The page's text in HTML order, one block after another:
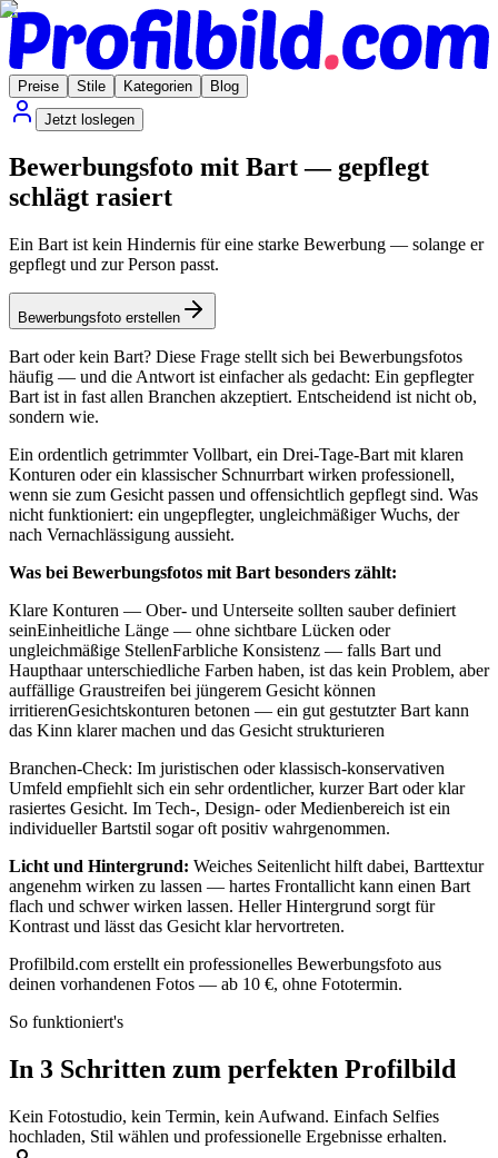
Preise Stile Kategorien
Blog
Jetzt loslegen
Bewerbungsfoto mit Bart — gepflegt
schlägt rasiert
Ein Bart ist kein Hindernis für eine starke Bewerbung — solange er
gepflegt und zur Person passt.
Bewerbungsfoto erstellen
Bart oder kein Bart? Diese Frage stellt sich bei Bewerbungsfotos
häufig — und die Antwort ist einfacher als gedacht: Ein gepflegter
Bart ist in fast allen Branchen akzeptiert. Entscheidend ist nicht ob,
sondern wie.
Ein ordentlich getrimmter Vollbart, ein Drei-Tage-Bart mit klaren
Konturen oder ein klassischer Schnurrbart wirken professionell,
wenn sie zum Gesicht passen und offensichtlich gepflegt sind. Was
nicht funktioniert: ein ungepflegter, ungleichmäßiger Wuchs, der
nach Vernachlässigung aussieht.
Was bei Bewerbungsfotos mit Bart besonders zählt:
Klare Konturen — Ober- und Unterseite sollten sauber definiert
seinEinheitliche Länge — ohne sichtbare Lücken oder
ungleichmäßige StellenFarbliche Konsistenz — falls Bart und
Haupthaar unterschiedliche Farben haben, ist das kein Problem, aber
auffällige Graustreifen bei jüngerem Gesicht können
irritierenGesichtskonturen betonen — ein gut gestutzter Bart kann
das Kinn klarer machen und das Gesicht strukturieren
Branchen-Check: Im juristischen oder klassisch-konservativen
Umfeld empfiehlt sich ein sehr ordentlicher, kurzer Bart oder klar
rasiertes Gesicht. Im Tech-, Design- oder Medienbereich ist ein
individueller Bartstil sogar oft positiv wahrgenommen.
Licht und Hintergrund: Weiches Seitenlicht hilft dabei, Barttextur
angenehm wirken zu lassen — hartes Frontallicht kann einen Bart
flach und schwer wirken lassen. Heller Hintergrund sorgt für
Kontrast und lässt das Gesicht klar hervortreten.
Profilbild.com erstellt ein professionelles Bewerbungsfoto aus
deinen vorhandenen Fotos — ab 10 €, ohne Fototermin.
So funktioniert's
In 3 Schritten zum perfekten Profilbild
Kein Fotostudio, kein Termin, kein Aufwand. Einfach Selfies
hochladen, Stil wählen und professionelle Ergebnisse erhalten.